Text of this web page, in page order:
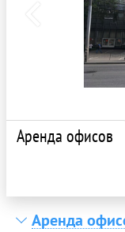
Аренда офисов
Аренда